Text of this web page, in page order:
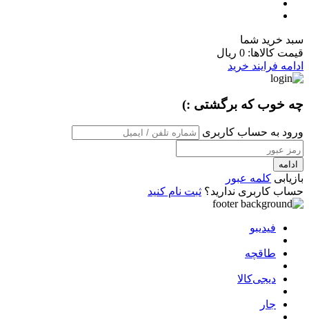
سبد خرید شما
قیمت کالاها: 0 ریال
ادامه فرایند خرید
چه خوب که برگشتی :)
ورود به حساب کاربری
ادامه
بازیابی کلمه عبور
حساب کاربری ندارید؟ ثبت نام کنید
فیدیبو
طاقچه
دیجی‌کالا
جار